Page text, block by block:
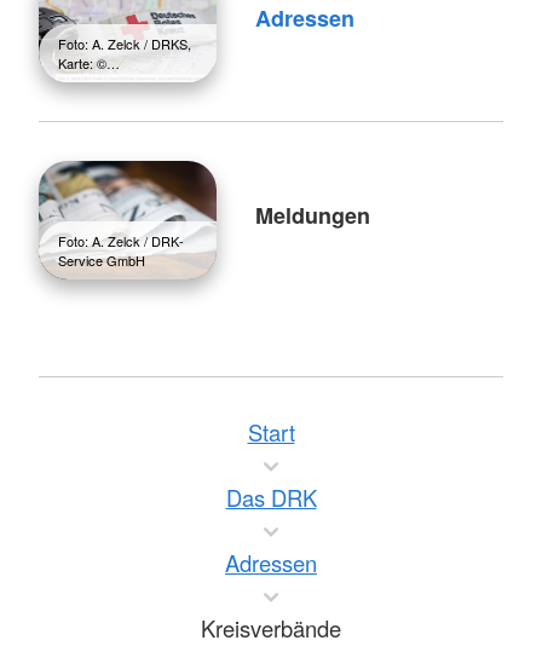
Foto: A. Zelck / DRKS,
Karte: ©…
Adressen
Foto: A. Zelck / DRK-
Service GmbH
Meldungen
Start
Das DRK
Adressen
Kreisverbände